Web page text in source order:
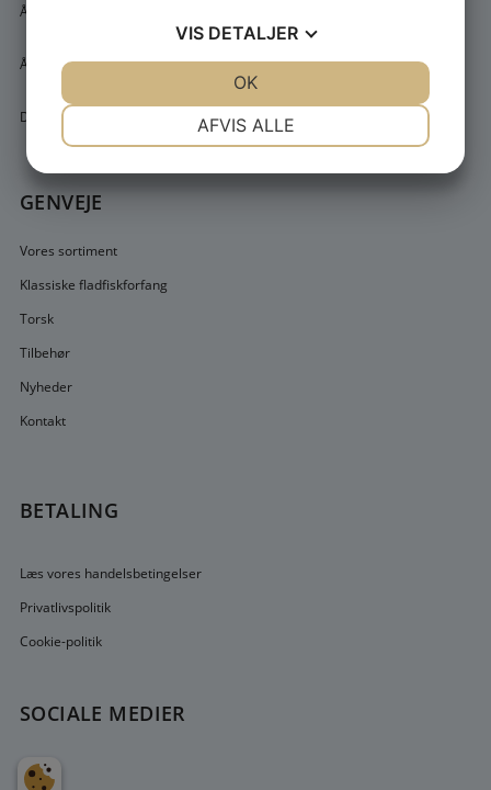
Åben alle ugens dage (også lørdag og søndag)
Åbningstider 9.00 - 21.00
Der kan beses eller afhentes efter aftale.
GENVEJE
Vores sortiment
Klassiske fladfiskforfang
Torsk
Tilbehør
Nyheder
Kontakt
BETALING
Læs vores handelsbetingelser
Privatlivspolitik
Cookie-politik
SOCIALE MEDIER
VIS DETALJER
AFVIS ALLE
OK